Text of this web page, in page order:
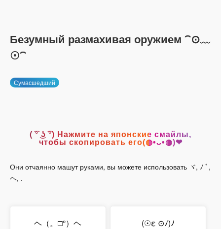
Безумный размахивая оружием ⁀⊙﹏
☉⁀
Сумасшедший
( ͡° ͜ʖ ͡°) Нажмите на японские смайлы,
чтобы скопировать его(◍•ᴗ•◍)❤
Они отчаянно машут руками, вы можете использовать ヾ, ﾉ ﾞ,
ヘ, .
ヘ（。□°）ヘ (☉ε ⊙ﾉ)ﾉ